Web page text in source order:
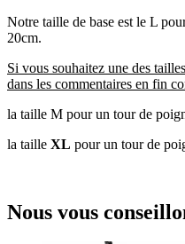
Notre taille de base est le L
20cm.
Si vous souhaitez une des
dans les commentaires en fin
la taille M pour un tour de
la taille XL pour un tour de
Nous vous